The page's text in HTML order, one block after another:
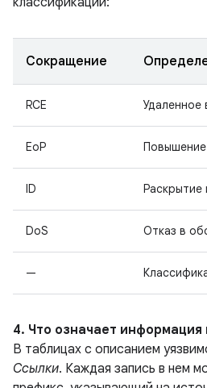
Сокращение
RCE Удаленное
EoP Повышение
ID
DoS Отказ в
—
4. Что означает информация
В таблицах с описанием
Ссылки. Каждая запись в нем